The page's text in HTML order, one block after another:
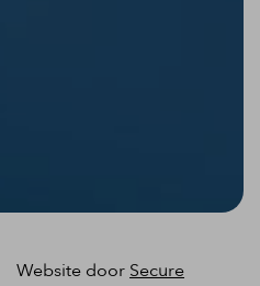
Website doorSecure